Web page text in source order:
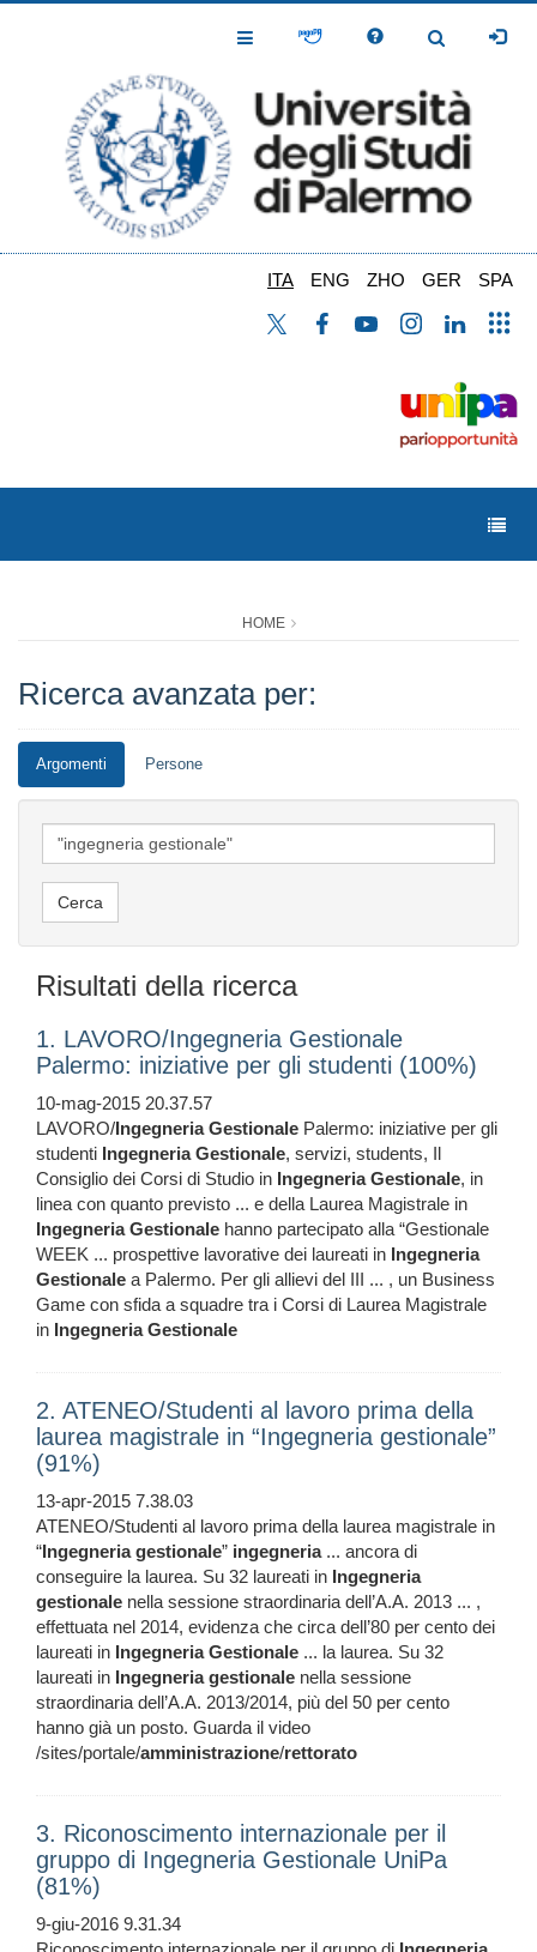
Toggle
Toggle
ITA ENG ZHO GER SPA
HOME
Ricerca avanzata per:
Argomenti Persone
Risultati della ricerca
1. LAVORO/Ingegneria Gestionale
Palermo: iniziative per gli studenti (100%)
10-mag-2015 20.37.57
LAVORO/Ingegneria Gestionale Palermo: iniziative per gli
studenti Ingegneria Gestionale, servizi, students, Il
Consiglio dei Corsi di Studio in Ingegneria Gestionale, in
linea con quanto previsto ... e della Laurea Magistrale in
Ingegneria Gestionale hanno partecipato alla “Gestionale
WEEK ... prospettive lavorative dei laureati in Ingegneria
Gestionale a Palermo. Per gli allievi del III ... , un Business
Game con sfida a squadre tra i Corsi di Laurea Magistrale
in Ingegneria Gestionale
2. ATENEO/Studenti al lavoro prima della
laurea magistrale in “Ingegneria gestionale”
(91%)
13-apr-2015 7.38.03
ATENEO/Studenti al lavoro prima della laurea magistrale in
“Ingegneria gestionale” ingegneria... ancora di
conseguire la laurea. Su 32 laureati in Ingegneria
gestionale nella sessione straordinaria dell’A.A. 2013 ... ,
effettuata nel 2014, evidenza che circa dell’80 per cento dei
laureati in Ingegneria Gestionale ... la laurea. Su 32
laureati in Ingegneria gestionale nella sessione
straordinaria dell’A.A. 2013/2014, più del 50 per cento
hanno già un posto. Guarda il video
/sites/portale/amministrazione/rettorato
3. Riconoscimento internazionale per il
gruppo di Ingegneria Gestionale UniPa
(81%)
9-giu-2016 9.31.34